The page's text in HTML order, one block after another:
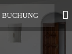
BUCHUNG